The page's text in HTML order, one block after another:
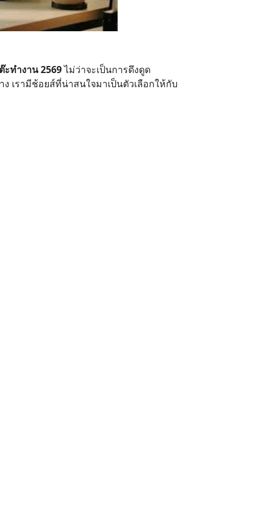
ะทำงาน 2569ไม่ว่าจะเป็นการดึงดูด
เรามีช้อยส์ที่น่าสนใจมาเป็นตัวเลือกให้กับ